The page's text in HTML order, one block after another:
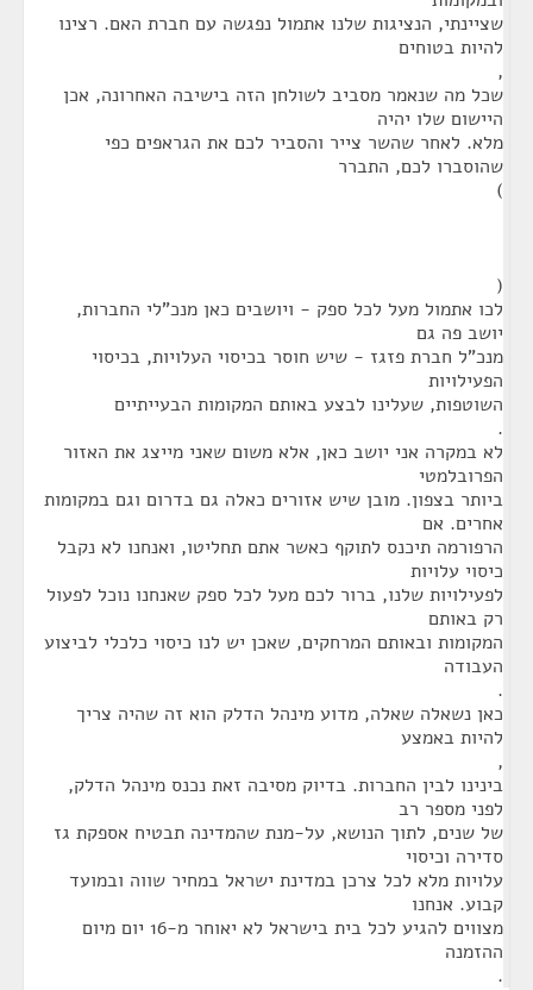
שציינתי, הנציגות שלנו אתמול נפגשה עם חברת האם. רצינו
להיות בטוחים
,
שכל מה שנאמר מסביב לשולחן הזה בישיבה האחרונה, אכן
היישום שלו יהיה
מלא. לאחר שהשר צייר והסביר לכם את הגראפים כפי
שהוסברו לכם, התברר
)
(
לכו אתמול מעל לכל ספק - ויושבים כאן מנכ"לי החברות,
יושב פה גם
מנכ"ל חברת פזגז - שיש חוסר בכיסוי העלויות, בכיסוי
הפעילויות
השוטפות, שעלינו לבצע באותם המקומות הבעייתיים
.
לא במקרה אני יושב כאן, אלא משום שאני מייצג את האזור
הפרובלמטי
ביותר בצפון. מובן שיש אזורים כאלה גם בדרום וגם במקומות
אחרים. אם
הרפורמה תיכנס לתוקף כאשר אתם תחליטו, ואנחנו לא נקבל
כיסוי עלויות
לפעילויות שלנו, ברור לכם מעל לכל ספק שאנחנו נוכל לפעול
רק באותם
המקומות ובאותם המרחקים, שאכן יש לנו כיסוי כלכלי לביצוע
העבודה
.
כאן נשאלה שאלה, מדוע מינהל הדלק הוא זה שהיה צריך
להיות באמצע
,
בינינו לבין החברות. בדיוק מסיבה זאת נכנס מינהל הדלק,
לפני מספר רב
של שנים, לתוך הנושא, על-מנת שהמדינה תבטיח אספקת גז
סדירה וכיסוי
עלויות מלא לכל צרכן במדינת ישראל במחיר שווה ובמועד
קבוע. אנחנו
מצווים להגיע לכל בית בישראל לא יאוחר מ-16 יום מיום
ההזמנה
.